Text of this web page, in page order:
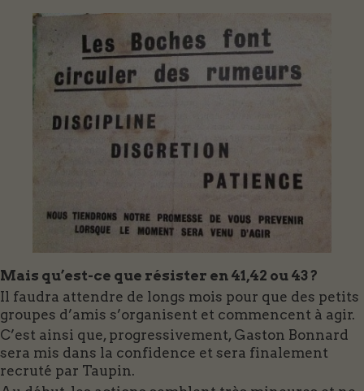
Mais qu’est-ce que résister en 41,42 ou 43 ?
Il faudra attendre de longs mois pour que des petits
groupes d’amis s’organisent et commencent à agir.
C’est ainsi que, progressivement, Gaston Bonnard
sera mis dans la confidence et sera finalement
recruté par Taupin.